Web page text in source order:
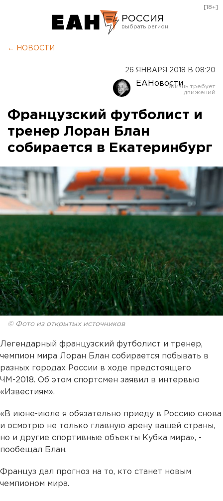
РОССИЯ
Оренбург
[18+]
← НОВОСТИ
26 ЯНВАРЯ 2018 В 08:20
ЕАНовости
Французский футболист и
тренер Лоран Блан
собирается в Екатеринбург
© Фото из открытых источников
Легендарный французский футболист и тренер,
чемпион мира Лоран Блан собирается побывать в
разных городах России в ходе предстоящего
ЧМ-2018. Об этом спортсмен заявил в интервью
«Известиям».
«В июне-июле я обязательно приеду в Россию снова
и осмотрю не только главную арену вашей страны,
но и другие спортивные объекты Кубка мира», -
пообещал Блан.
Француз дал прогноз на то, кто станет новым
чемпионом мира.